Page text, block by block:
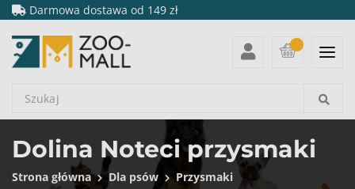
Darmowa dostawa od 149 zł
Dolina Noteci przysmaki
Strona główna Dla psów
Przysmaki